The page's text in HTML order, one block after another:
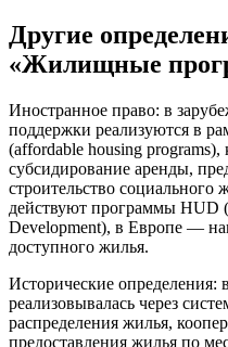
Другие
«Жилищные
Иностранное право: в
поддержки реализуются в
(affordable housing
субсидирование аренды,
строительство
действуют программы HUD
Development), в Европе —
доступного жилья.
Исторические
реализовывалась через
распределения жилья,
предоставления жилья по